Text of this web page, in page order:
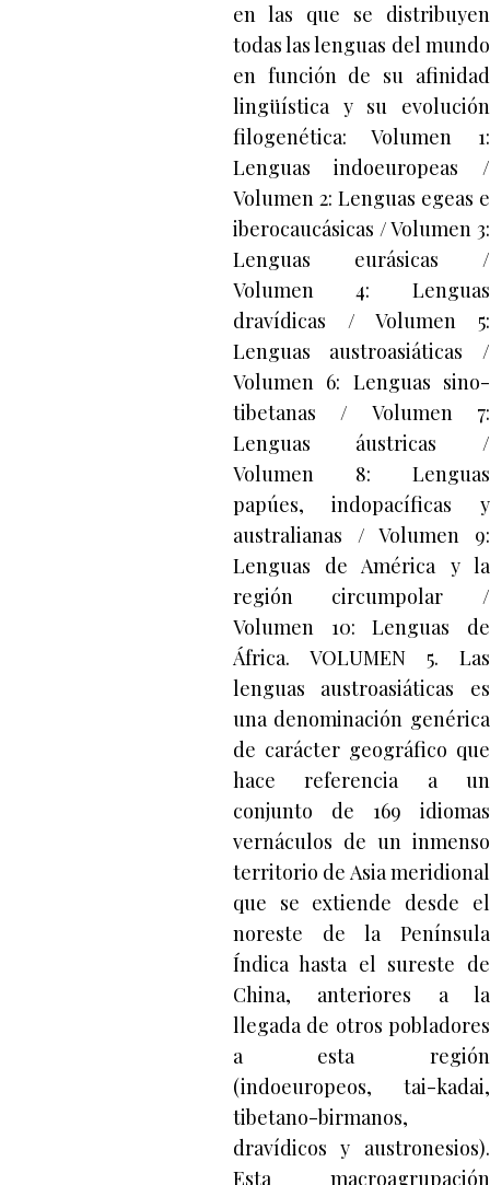
en las que se distribuyen
todas las lenguas del mundo
en función de su afinidad
lingüística y su evolución
filogenética: Volumen 1:
Lenguas indoeuropeas /
Volumen 2: Lenguas egeas e
iberocaucásicas / Volumen 3:
Lenguas eurásicas /
Volumen 4: Lenguas
dravídicas / Volumen 5:
Lenguas austroasiáticas /
Volumen 6: Lenguas sino-
tibetanas / Volumen 7:
Lenguas áustricas /
Volumen 8: Lenguas
papúes, indopacíficas y
australianas / Volumen 9:
Lenguas de América y la
región circumpolar /
Volumen 10: Lenguas de
África. VOLUMEN 5. Las
lenguas austroasiáticas es
una denominación genérica
de carácter geográfico que
hace referencia a un
conjunto de 169 idiomas
vernáculos de un inmenso
territorio de Asia meridional
que se extiende desde el
noreste de la Península
Índica hasta el sureste de
China, anteriores a la
llegada de otros pobladores
a esta región
(indoeuropeos, tai-kadai,
tibetano-birmanos,
dravídicos y austronesios).
Esta macroagrupación